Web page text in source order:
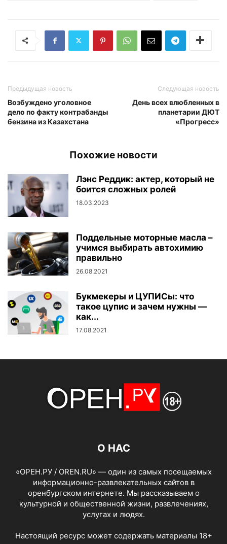
Предыдущая новость
Возбуждено уголовное
дело по факту контрабанды
бензина из Казахстана
Следующая новость
День всех влюбленных в
планетарии ДЮТ
«Прогресс»
Похожие новости
Лэнс Реддик: актер, который не
боится сложных ролей
18.03.2023
Поддельные моторные масла –
учимся выбирать автохимию
правильно
26.08.2021
Букмекеры и ЦУПИСы: что
такое цупис и зачем нужны —
как...
17.08.2021
О НАС
«ОРЕН.РУ / OREN.RU» — один из самых посещаемых
информационно-развлекательных сайтов в
оренбургском интернете. Мы рассказываем о
культурной и общественной жизни, развлечениях,
услугах и людях.
Настоящий ресурс может содержать материалы 18+